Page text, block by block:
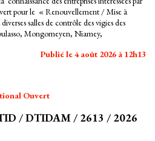
pour le « Renouvellement / Mise à
salles de contrôle des vigies des
Mongomeyen, Niamey,
Publié le 4 août 2026 à 12h13
Ouvert
/ DTIDAM / 2613 / 2026